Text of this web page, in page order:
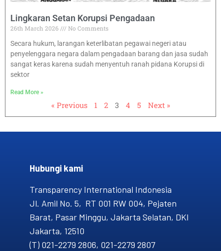
Lingkaran Setan Korupsi Pengadaan
26th March 2026
No Comments
Secara hukum, larangan keterlibatan pegawai negeri atau
penyelenggara negara dalam pengadaan barang dan jasa sudah
sangat keras karena sudah menyentuh ranah pidana Korupsi di
sektor
Read More »
« Previous 1 2 3 4 5 Next »
Hubungi kami​
Transparency International Indonesia
Jl. Amil No. 5, RT 001 RW 004, Pejaten
Barat, Pasar Minggu, Jakarta Selatan, DKI
Jakarta, 12510
(T) 021-2279 2806, 021-2279 2807